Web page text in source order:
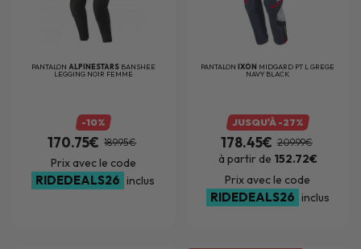
PANTALON ALPINESTARS BANSHEE
LEGGING NOIR FEMME
-10%
170.75€ 189.95€
Prix avec le code
RIDEDEALS26 inclus
PANTALONIXON MIDGARD PT L GREGE
NAVY BLACK
JUSQU'À -27%
178.45€ 209.99€
à partir de 152.72€
Prix avec le code
RIDEDEALS26 inclus